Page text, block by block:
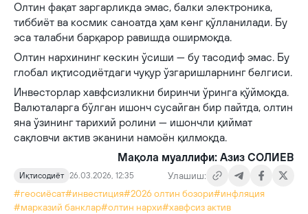
Олтин фақат заргарликда эмас, балки электроника,
тиббиёт ва космик саноатда ҳам кенг қўлланилади. Бу
эса талабни барқарор равишда оширмоқда.
Олтин нархининг кескин ўсиши — бу тасодиф эмас. Бу
глобал иқтисодиётдаги чуқур ўзгаришларнинг белгиси.
Инвесторлар хавфсизликни биринчи ўринга қўймоқда.
Валюталарга бўлган ишонч сусайган бир пайтда, олтин
яна ўзининг тарихий ролини — ишончли қиймат
сақловчи актив эканини намоён қилмоқда.
Мақола муаллифи: Азиз СОЛИЕВ
Иқтисодиёт 26.03.2026, 12:35
Улашиш:
#геосиёсат#инвестиция#2026 олтин бозори#инфляция
#марказий банклар#олтин нархи#хавфсиз актив